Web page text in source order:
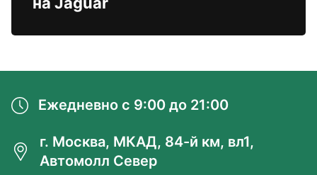
Ежедневно с 9:00 до 21:00
г. Москва, МКАД, 84-й км, вл1,
Автомолл Север